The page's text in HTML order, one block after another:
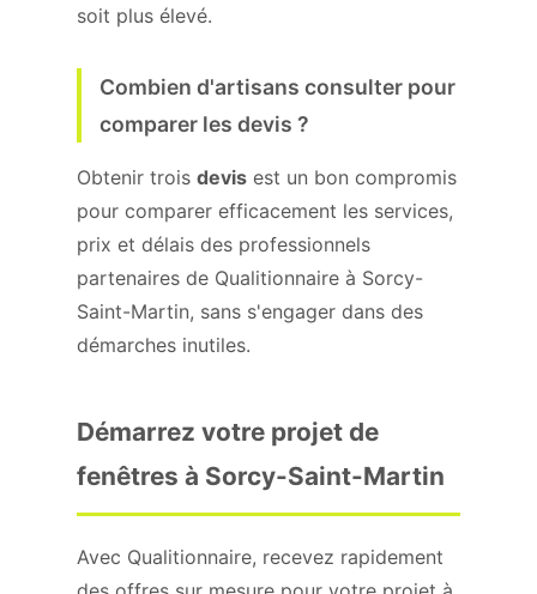
soit plus élevé.
Combien d'artisans consulter pour
comparer les devis ?
Obtenir trois devis est un bon compromis
pour comparer efficacement les services,
prix et délais des professionnels
partenaires de Qualitionnaire à Sorcy-
Saint-Martin, sans s'engager dans des
démarches inutiles.
Démarrez votre projet de
fenêtres à Sorcy-Saint-Martin
Avec Qualitionnaire, recevez rapidement